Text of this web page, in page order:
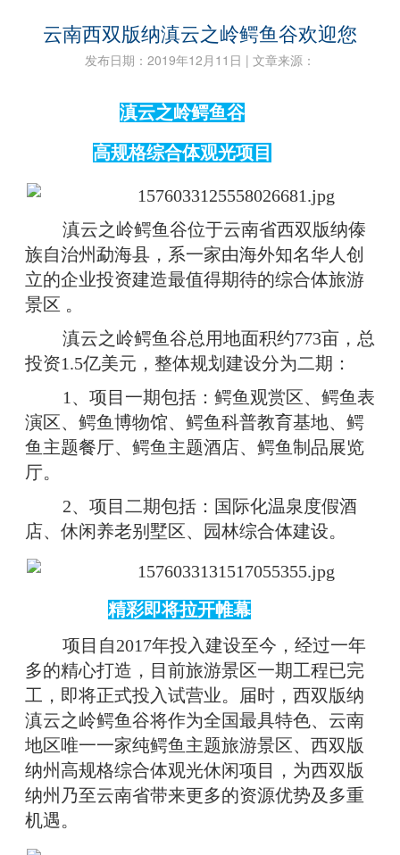
云南西双版纳滇云之岭鳄鱼谷欢迎您
发布日期：2019年12月11日 | 文章来源：
滇云之岭鳄鱼谷
高规格综合体观光项目
滇云之岭鳄鱼谷位于云南省西双版纳傣
族自治州勐海县，系一家由海外知名华人创
立的企业投资建造最值得期待的综合体旅游
景区 。
滇云之岭鳄鱼谷总用地面积约773亩，总
投资1.5亿美元，整体规划建设分为二期：
1、项目一期包括：鳄鱼观赏区、鳄鱼表
演区、鳄鱼博物馆、鳄鱼科普教育基地、鳄
鱼主题餐厅、鳄鱼主题酒店、鳄鱼制品展览
厅。
2、项目二期包括：国际化温泉度假酒
店、休闲养老别墅区、园林综合体建设。
精彩即将拉开帷幕
项目自2017年投入建设至今，经过一年
多的精心打造，目前旅游景区一期工程已完
工，即将正式投入试营业。届时，西双版纳
滇云之岭鳄鱼谷将作为全国最具特色、云南
地区唯一一家纯鳄鱼主题旅游景区、西双版
纳州高规格综合体观光休闲项目，为西双版
纳州乃至云南省带来更多的资源优势及多重
机遇。